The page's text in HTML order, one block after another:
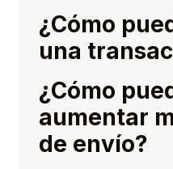
¿Cómo
una
¿Cómo
aumentar
de envío?